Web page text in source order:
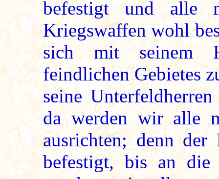
befestigt und alle
Kriegswaffen wohl
sich mit seinem
feindlichen Gebietes
seine
da werden wir alle
ausrichten; denn
befestigt, bis an